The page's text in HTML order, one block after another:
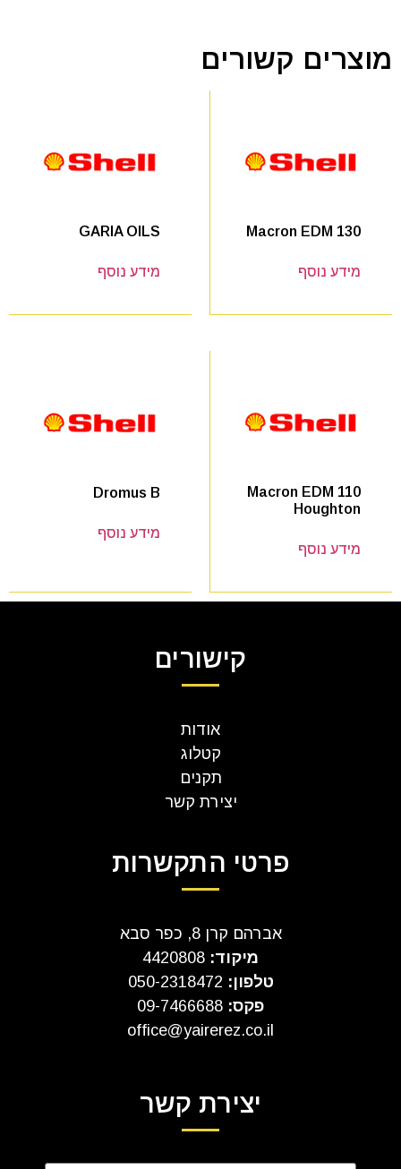
מוצרים קשורים
Macron EDM 130
מידע נוסף
GARIA OILS
מידע נוסף
Macron EDM 110
Houghton
מידע נוסף
Dromus B
מידע נוסף
קישורים
אודות
קטלוג
תקנים
יצירת קשר
פרטי התקשרות
אברהם קרן 8, כפר סבא
מיקוד:
טלפון:
פקס: 09-7466688
office@yairerez.co.il
יצירת קשר